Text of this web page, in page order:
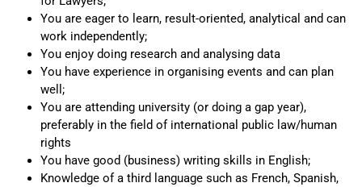
You are eager to learn, result-oriented, analytical and can
work independently;
You enjoy doing research and analysing data
You have experience in organising events and can plan
well;
You are attending university (or doing a gap year),
preferably in the field of international public law/human
rights
You have good (business) writing skills in English;
Knowledge of a third language such as French, Spanish,